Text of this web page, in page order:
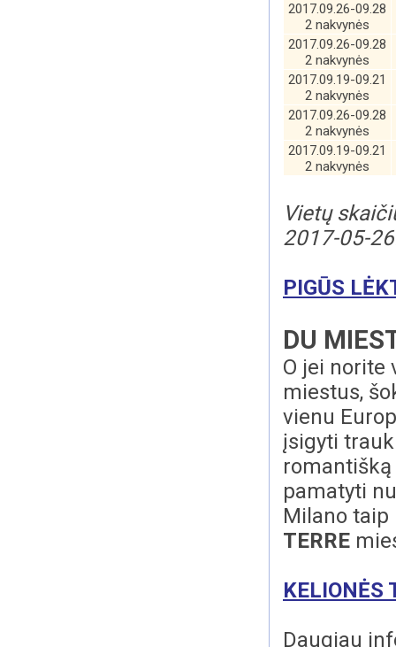
2017.09.26-09.28
2 nakvynės
2017.09.26-09.28
2 nakvynės
2017.09.19-09.21
2 nakvynės
2017.09.26-09.28
2 nakvynės
2017.09.19-09.21
2 nakvynės
Vietų
2017-05-
PIGŪS
DU
O jei norite
miestus,
vienu
įsigyti
pamatyti
Milano
TERRE
KELIONĖS
Daugiau